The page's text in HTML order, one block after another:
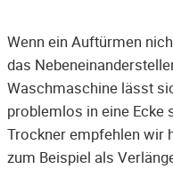
Wenn ein Auftürmen
das
Waschmaschine lässt
problemlos in eine Ecke
Trockner empfehlen wir
zum Beispiel als